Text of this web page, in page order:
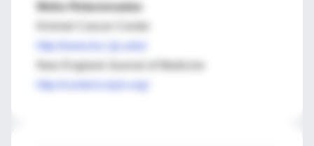
Webs Relacionadas
New England Journal of Medicine